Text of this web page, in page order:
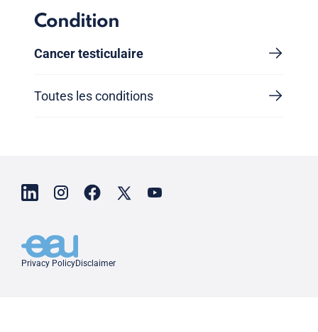
Condition
Cancer testiculaire
Toutes les conditions
Privacy PolicyDisclaimer